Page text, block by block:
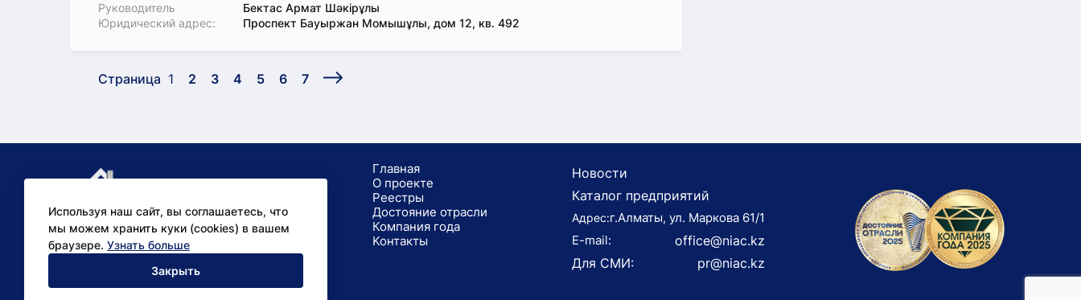
Руководитель
Бектас Армат Шәкірұлы
Юридический адрес:
Проспект Бауыржан Момышұлы, дом 12, кв. 492
Страница 1 2 3 4 5 6 7
Используя наш сайт, вы соглашаетесь, что
мы можем хранить куки (cookies) в вашем
браузере. Узнать больше
Закрыть
Аналитические
исследования для бизнеса
Главная
О проекте
Реестры
Достояние отрасли
Компания года
Koнтaкты
Новости
Каталог предприятий
Адрес:г.Алматы, ул. Маркова 61/1
E-mail:
office@niac.kz
Для СМИ:
pr@niac.kz